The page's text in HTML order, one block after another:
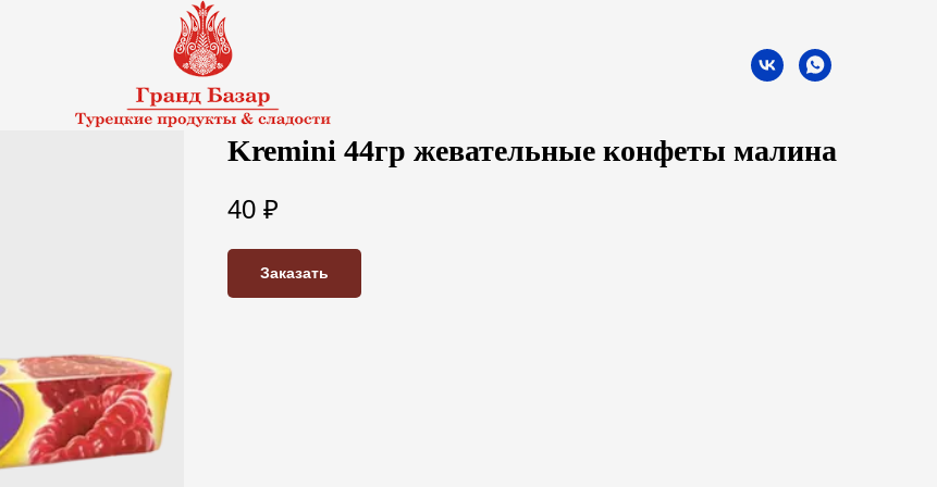
Kremini 44гр жевательные конфеты малина
40 ₽
Заказать